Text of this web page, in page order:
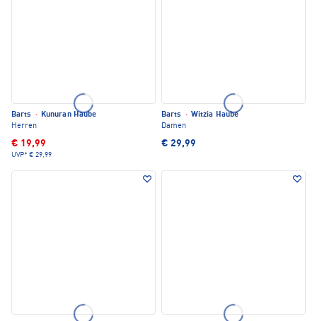
Barts · Kunuran Haube
Herren
€ 19,99
UVP* € 29,99
Barts · Witzia Haube
Damen
€ 29,99